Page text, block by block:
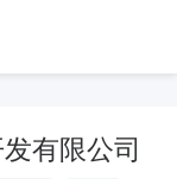
有限公司